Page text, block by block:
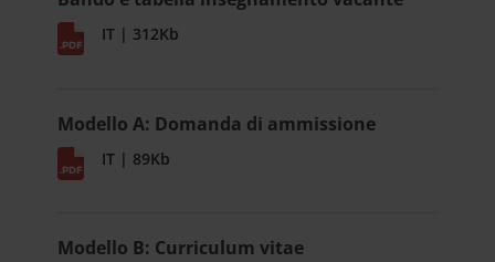
IT | 312Kb
Modello A: Domanda di ammissione
IT | 89Kb
Modello B: Curriculum vitae